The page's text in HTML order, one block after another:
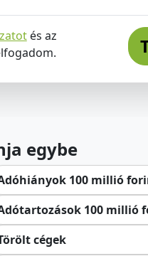
és az
egybe
100 millió
100 millió
cégek